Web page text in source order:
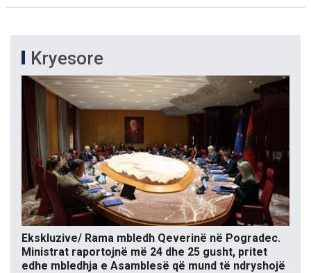
Kryesore
Ekskluzive/ Rama mbledh Qeverinë në Pogradec.
Ministrat raportojnë më 24 dhe 25 gusht, pritet
edhe mbledhja e Asamblesë që mund të ndryshojë